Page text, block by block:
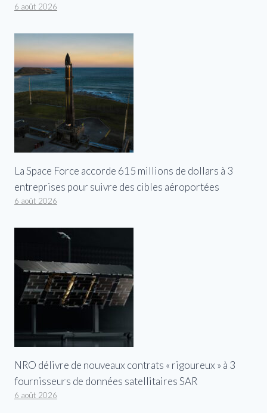
6 août 2026
La Space Force accorde 615 millions de dollars à 3
entreprises pour suivre des cibles aéroportées
6 août 2026
NRO délivre de nouveaux contrats « rigoureux » à 3
fournisseurs de données satellitaires SAR
6 août 2026